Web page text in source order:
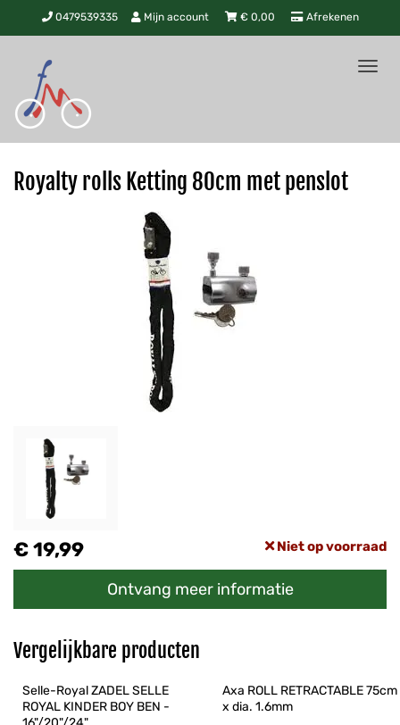
0479539335 Mijn account € 0,00 Afrekenen
Royalty rolls Ketting 80cm met penslot
€ 19,99 Niet op voorraad
Ontvang meer informatie
Vergelijkbare producten
Selle-Royal ZADEL SELLE
ROYAL KINDER BOY BEN -
Axa ROLL RETRACTABLE 75cm
x dia. 1.6mm